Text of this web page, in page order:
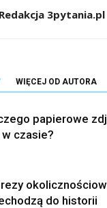
Redakcja 3pytania.pl
WIĘCEJ OD AUTORA
papierowe
w czasie?
do historii